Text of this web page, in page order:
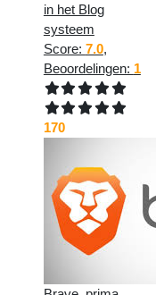
in het Blog
systeem
Score: 7.0,
Beoordelingen: 1
170